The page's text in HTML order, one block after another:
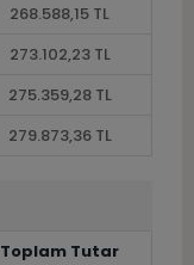
268.588,15 TL
273.102,23 TL
275.359,28 TL
279.873,36 TL
Toplam Tutar